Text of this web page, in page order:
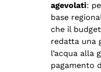
agevolati:
base
che il
redatta una
l’acqua alla
pagamento